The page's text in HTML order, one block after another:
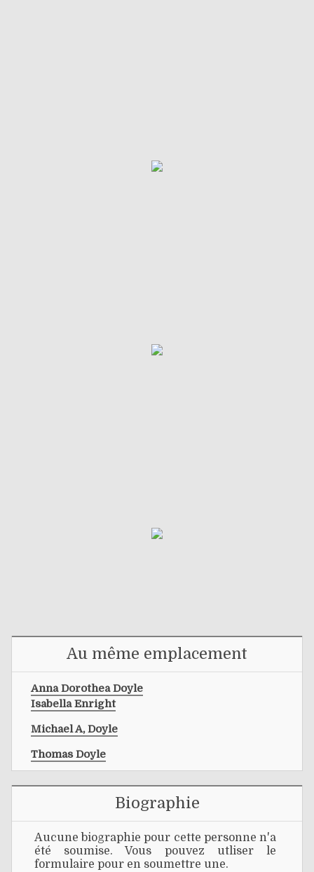
Au même emplacement
Anna Dorothea Doyle
Isabella Enright
Michael A, Doyle
Thomas Doyle
Biographie
Aucune biographie pour cette personne n'a
été soumise. Vous pouvez utliser le
formulaire pour en soumettre une.